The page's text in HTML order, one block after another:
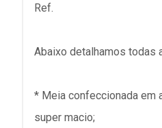
Ref.
Abaixo detalhamos todas
* Meia confeccionada em
super macio;